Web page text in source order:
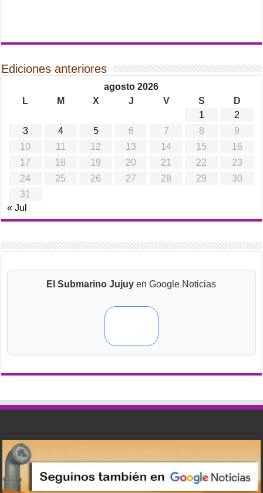
Ediciones anteriores
agosto 2026
L
M X J V S
D
1
2
3
4 5 6 7 8
9
10
11 12 13 14 15
16
17
18 19 20 21 22
23
24
25 26 27 28 29
30
31
« Jul
El Submarino Jujuy en Google Noticias